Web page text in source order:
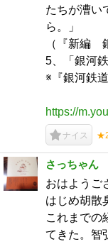
たちが漕い
ら。」
（『新編
5、「銀河
※『銀河鉄
https://
ナイス
さっちゃん
おはよう
はじめ胡散
これまでの
てきた。智